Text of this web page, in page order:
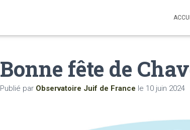
Bonne fête de
Publié par Observatoire Juif de France le 10 juin 2024